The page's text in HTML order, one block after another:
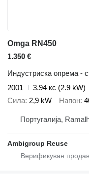
Omga RN450
1.350 €
Индустриска опрема -
2001
3.94 кс (2.9 kW)
Сила 2,9 kW Напон
Португалија,
Ambigroup Reuse